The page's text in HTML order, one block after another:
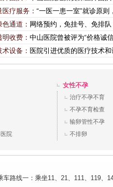
疗服务： “一医一患一室”就诊原
通道： 网络预约，免挂号、免排
收费： 中山医院曾被评为“价格诚
设备： 医院引进优质的医疗技术和
院
女性不孕
治疗不孕不育
不孕不育检查
输卵管性不孕
不排卵
车路线一：乘坐11、21、111、119、